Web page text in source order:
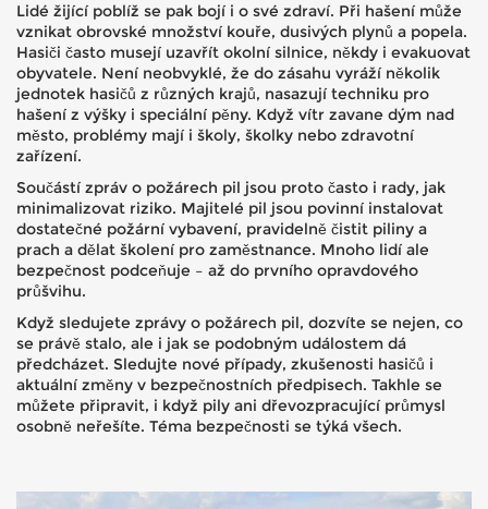
Lidé žijící poblíž se pak bojí i o své zdraví. Při hašení může
vznikat obrovské množství kouře, dusivých plynů a popela.
Hasiči často musejí uzavřít okolní silnice, někdy i evakuovat
obyvatele. Není neobvyklé, že do zásahu vyráží několik
jednotek hasičů z různých krajů, nasazují techniku pro
hašení z výšky i speciální pěny. Když vítr zavane dým nad
město, problémy mají i školy, školky nebo zdravotní
zařízení.
Součástí zpráv o požárech pil jsou proto často i rady, jak
minimalizovat riziko. Majitelé pil jsou povinní instalovat
dostatečné požární vybavení, pravidelně čistit piliny a
prach a dělat školení pro zaměstnance. Mnoho lidí ale
bezpečnost podceňuje – až do prvního opravdového
průšvihu.
Když sledujete zprávy o požárech pil, dozvíte se nejen, co
se právě stalo, ale i jak se podobným událostem dá
předcházet. Sledujte nové případy, zkušenosti hasičů i
aktuální změny v bezpečnostních předpisech. Takhle se
můžete připravit, i když pily ani dřevozpracující průmysl
osobně neřešíte. Téma bezpečnosti se týká všech.